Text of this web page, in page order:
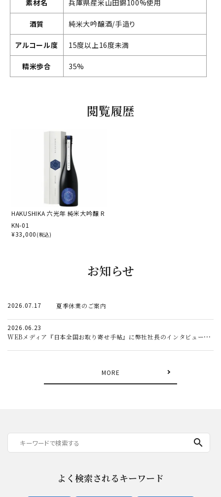
素材名 兵庫県産米山田錦100%使用
酒質 純米大吟醸酒/手造り
アルコール度 15度以上16度未満
精米歩合 35%
閲覧履歴
HAKUSHIKA 六光年 純米大吟醸 R
KN-01
¥33,000 (税込)
お知らせ
2026.07.17 夏季休業のご案内
2026.06.23
WEBメディア『日本全国お取り寄せ手帖』に弊社社長のインタビュー記事が掲載されました。
MORE
search
よく検索されるキーワード